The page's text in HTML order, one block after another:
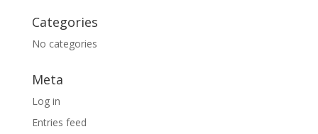
Categories
No categories
Meta
Log in
Entries feed